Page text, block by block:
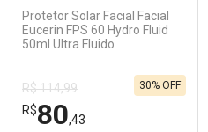
Protetor Solar Facial Facial
Eucerin FPS 60 Hydro Fluid
50ml Ultra Fluido
R$ 114,99
R$80,43
30% OFF